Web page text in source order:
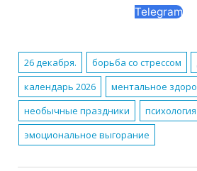
Telegram
26 декабря. борьба со стрессом
календарь 2026
ментальное
необычные праздники
эмоциональное выгорание